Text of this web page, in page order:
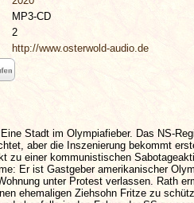
MP3-CD
2
http://www.osterwold-audio.de
Stadt im Olympiafieber. Das NS-
aber die Inszenierung bekommt
zu einer kommunistischen
Er ist Gastgeber amerikanischer
unter Protest verlassen. Rath
ehemaligen Ziehsohn Fritze zu